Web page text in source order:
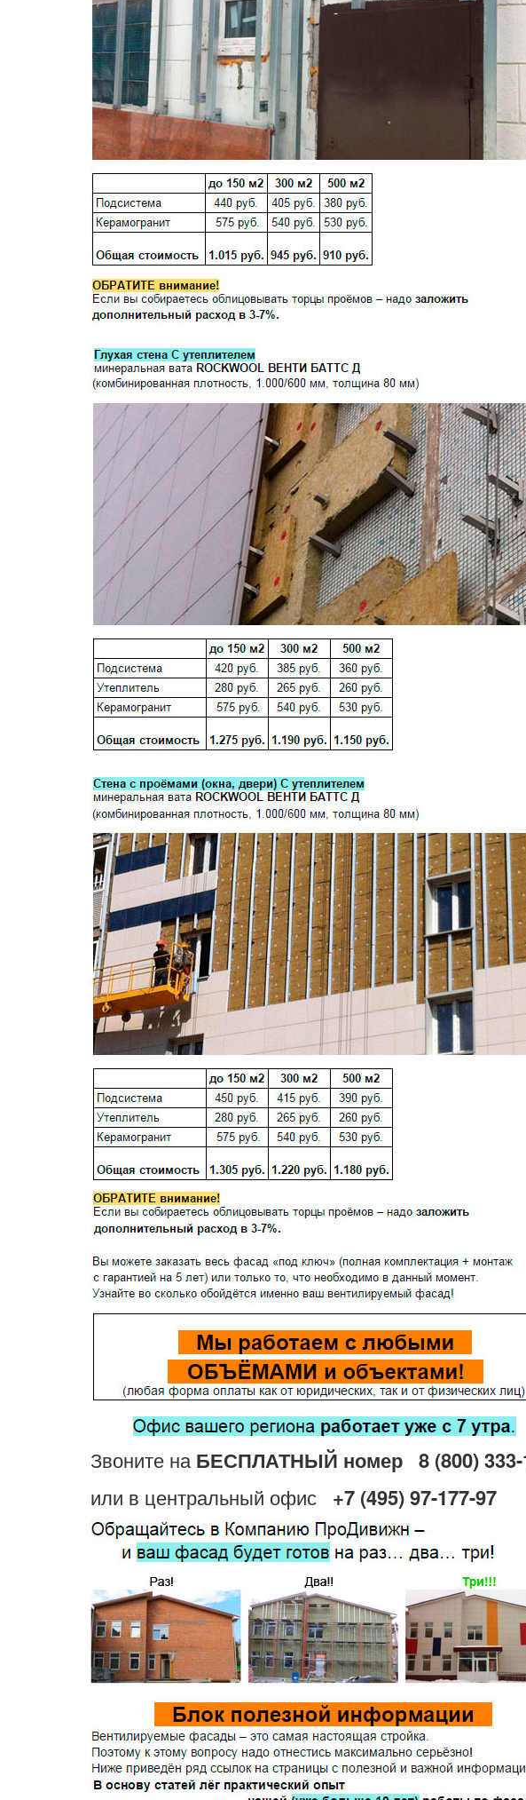
Звоните на БЕСПЛАТНЫЙ номер 8 (800)
или в центральный офис +7 (495) 97-177-97